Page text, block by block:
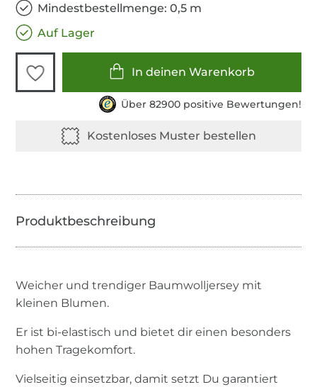
Mindestbestellmenge: 0,5 m
Auf Lager
In deinen Warenkorb
Über 82900 positive Bewertungen!
Weicher und trendiger Baumwolljersey mit
kleinen Blumen.
Er ist bi-elastisch und bietet dir einen besonders
hohen Tragekomfort.
Vielseitig einsetzbar, damit setzt Du garantiert